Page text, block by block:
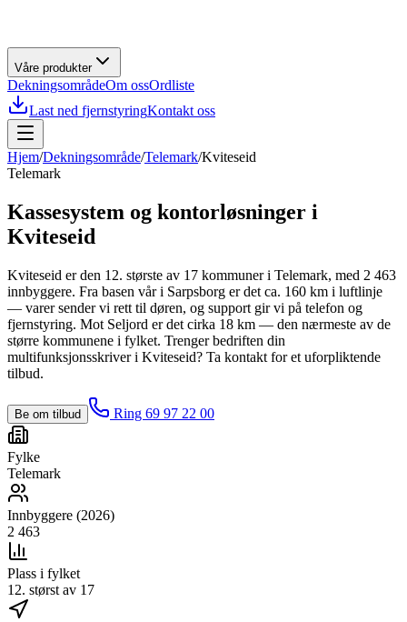
Våre produkter
DekningsområdeOm ossOrdliste
Last ned fjernstyringKontakt oss
Hjem/Dekningsområde/Telemark/Kviteseid
Telemark
Kassesystem og kontorløsninger i
Kviteseid
Kviteseid er den 12. største av 17 kommuner i Telemark, med 2 463
innbyggere. Fra basen vår i Sarpsborg er det ca. 160 km i luftlinje
— varer sender vi rett til døren, og support gir vi på telefon og
fjernstyring. Mot Seljord er det cirka 18 km — den nærmeste av de
større kommunene i fylket. Trenger bedriften din
multifunksjonsskriver i Kviteseid? Ta kontakt for et uforpliktende
tilbud.
Be om tilbud Ring 69 97 22 00
Fylke
Telemark
Innbyggere (2026)
2 463
Plass i fylket
12. størst av 17